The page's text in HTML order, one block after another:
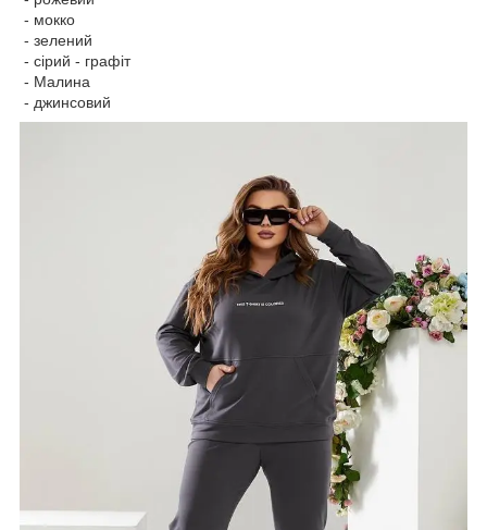
- мокко
- зелений
- сірий - графіт
- Малина
- джинсовий